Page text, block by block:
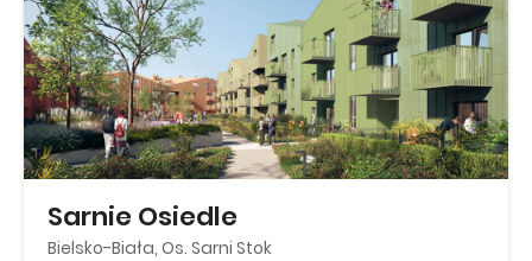
Sarnie Osiedle
Bielsko-Biała, Os. Sarni Stok